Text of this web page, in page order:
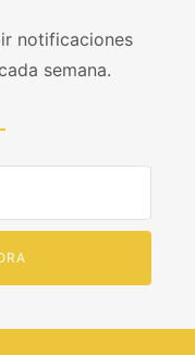
notificaciones
semana.